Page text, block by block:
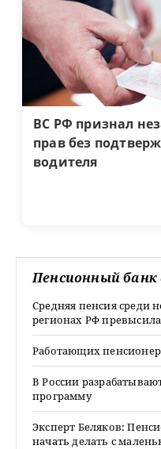
ВС РФ признал
прав без
водителя
Пенсионный банк
Средняя пенсия среди
регионах РФ
Работающих
В России
программу
Эксперт Беляков:
начать делать с